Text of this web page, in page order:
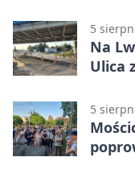
5
Na
Ulica
5